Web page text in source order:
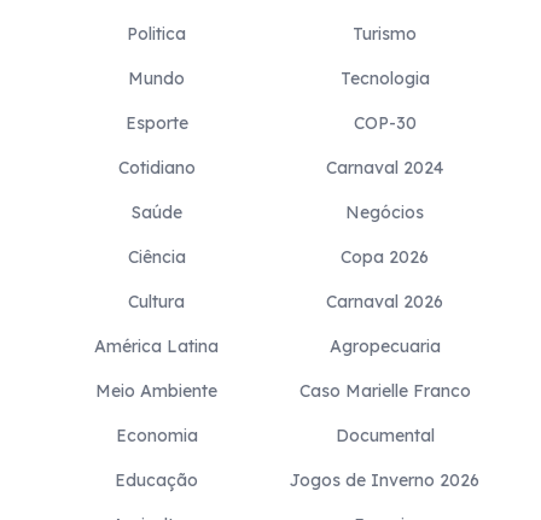
Politica
Mundo
Esporte
Cotidiano
Saúde
Ciência
Cultura
América Latina
Meio Ambiente
Economia
Educação
Turismo
Tecnologia
COP-30
Carnaval 2024
Negócios
Copa 2026
Carnaval 2026
Agropecuaria
Caso Marielle Franco
Documental
Jogos de Inverno 2026